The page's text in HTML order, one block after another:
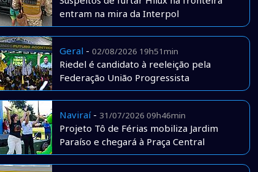
entram na mira da Interpol
Geral - 02/08/2026 19h51min
Riedel é candidato à reeleição pela
Federação União Progressista
Naviraí- 31/07/2026 09h46min
Projeto Tô de Férias mobiliza Jardim
Paraíso e chegará à Praça Central